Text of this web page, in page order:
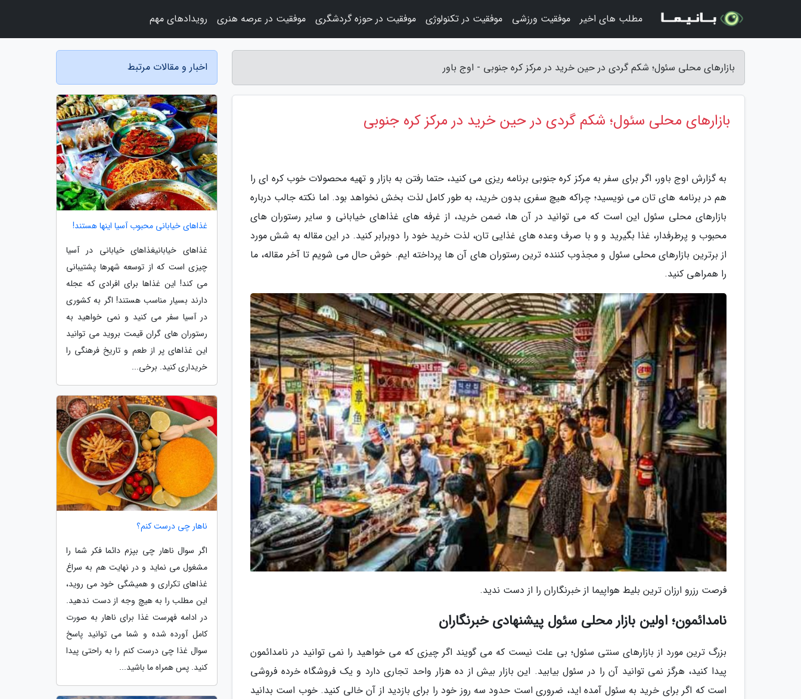
بازارهای محلی سئول؛ شکم گردی در حین خرید در مرکز کره جنوبی - اوج باور
بازارهای محلی سئول؛ شکم گردی در حین خرید در مرکز کره جنوبی
به گزارش اوج باور، اگر برای سفر به مرکز کره جنوبی برنامه ریزی می کنید، حتما رفتن به بازار و تهیه محصولات خوب کره ای را
هم در برنامه های تان می نویسید؛ چراکه هیچ سفری بدون خرید، به طور کامل لذت بخش نخواهد بود. اما نکته جالب درباره
بازارهای محلی سئول این است که می توانید در آن ها، ضمن خرید، از غرفه های غذاهای خیابانی و سایر رستوران های
محبوب و پرطرفدار، غذا بگیرید و و با صرف وعده های غذایی تان، لذت خرید خود را دوبرابر کنید. در این مقاله به شش مورد
از برترین بازارهای محلی سئول و مجذوب کننده ترین رستوران های آن ها پرداخته ایم. خوش حال می شویم تا آخر مقاله، ما
را همراهی کنید.
فرصت رزرو ارزان ترین بلیط هواپیما از خبرنگاران را از دست ندید.
نامدائمون؛ اولین بازار محلی سئول پیشنهادی خبرنگاران
بزرگ ترین مورد از بازارهای سنتی سئول؛ بی علت نیست که می گویند اگر چیزی که می خواهید را نمی توانید در نامدائمون
پیدا کنید، هرگز نمی توانید آن را در سئول بیابید. این بازار بیش از ده هزار واحد تجاری دارد و یک فروشگاه خرده فروشی
است که اگر برای خرید به سئول آمده اید، ضروری است حدود سه روز خود را برای بازدید از آن خالی کنید. خوب است بدانید
اخبار و مقالات مرتبط
غذاهای خیابانی محبوب آسیا اینها هستند!
غذاهای خیابانیغذاهای خیابانی در آسیا
چیزی است که از توسعه شهرها پشتیبانی
می کند! این غذاها برای افرادی که عجله
دارند بسیار مناسب هستند! اگر به کشوری
در آسیا سفر می کنید و نمی خواهید به
رستوران های گران قیمت بروید می توانید
این غذاهای پر از طعم و تاریخ فرهنگی را
خریداری کنید. برخی...
ناهار چی درست کنم؟
اگر سوال ناهار چی بپزم دائما فکر شما را
مشغول می نماید و در نهایت هم به سراغ
غذاهای تکراری و همیشگی خود می روید،
این مطلب را به هیچ وجه از دست ندهید.
در ادامه فهرست غذا برای ناهار به صورت
کامل آورده شده و شما می توانید پاسخ
سوال غذا چی درست کنم را به راحتی پیدا
کنید. پس همراه ما باشید...
مطلب های اخیر موفقیت ورزشی موفقیت در تکنولوژی موفقیت در حوزه گردشگری موفقیت در عرصه هنری رویدادهای مهم